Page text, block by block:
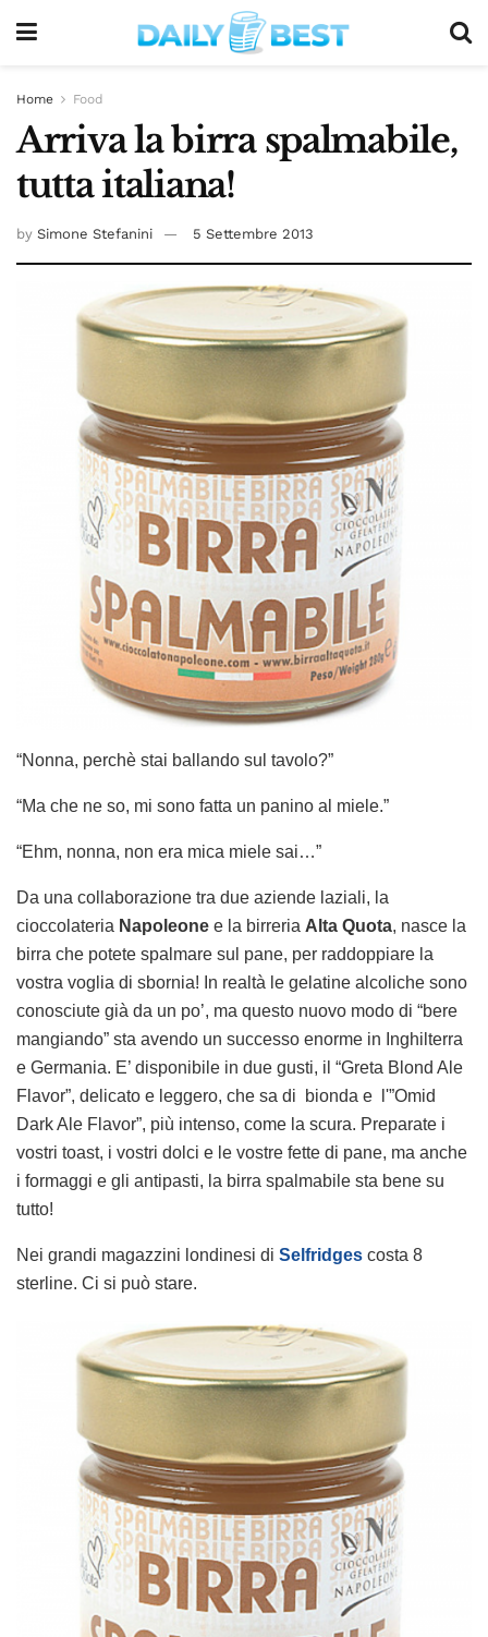
Home Food
Arriva la birra spalmabile,
tutta italiana!
by Simone Stefanini 5 Settembre 2013
“Nonna, perchè stai ballando sul tavolo?”
“Ma che ne so, mi sono fatta un panino al miele.”
“Ehm, nonna, non era mica miele sai…”
Da una collaborazione tra due aziende laziali, la
cioccolateria Napoleone e la birreria Alta Quota, nasce la
birra che potete spalmare sul pane, per raddoppiare la
vostra voglia di sbornia! In realtà le gelatine alcoliche sono
conosciute già da un po’, ma questo nuovo modo di “bere
mangiando” sta avendo un successo enorme in Inghilterra
e Germania. E’ disponibile in due gusti, il “Greta Blond Ale
Flavor”, delicato e leggero, che sa di bionda e l'”Omid
Dark Ale Flavor”, più intenso, come la scura. Preparate i
vostri toast, i vostri dolci e le vostre fette di pane, ma anche
i formaggi e gli antipasti, la birra spalmabile sta bene su
tutto!
Nei grandi magazzini londinesi di Selfridges costa 8
sterline. Ci si può stare.